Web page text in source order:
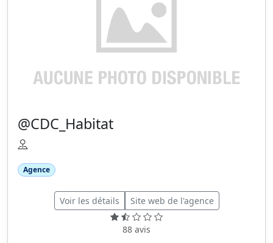
@CDC_Habitat
Agence
Voir les détails Site web de l'agence
88 avis